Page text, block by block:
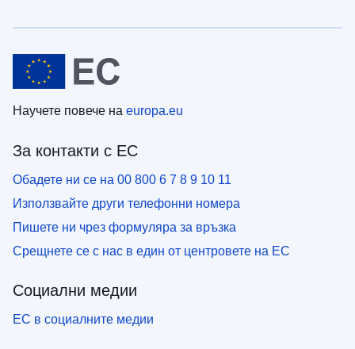
Научете повече на europa.eu
За контакти с ЕС
Обадете ни се на 00 800 6 7 8 9 10 11
Използвайте други телефонни номера
Пишете ни чрез формуляра за връзка
Срещнете се с нас в един от центровете на ЕС
Социални медии
ЕС в социалните медии